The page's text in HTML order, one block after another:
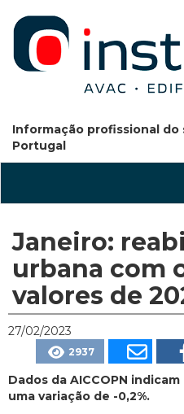
Informação profissional
Portugal
Janeiro:
urbana com
valores de
27/02/2023
2937
Dados da AICCOPN
uma variação de -0,2%.